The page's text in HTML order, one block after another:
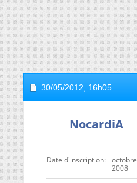
30/05/2012, 16h05
NocardiA
Date d'inscription
octobre
2008